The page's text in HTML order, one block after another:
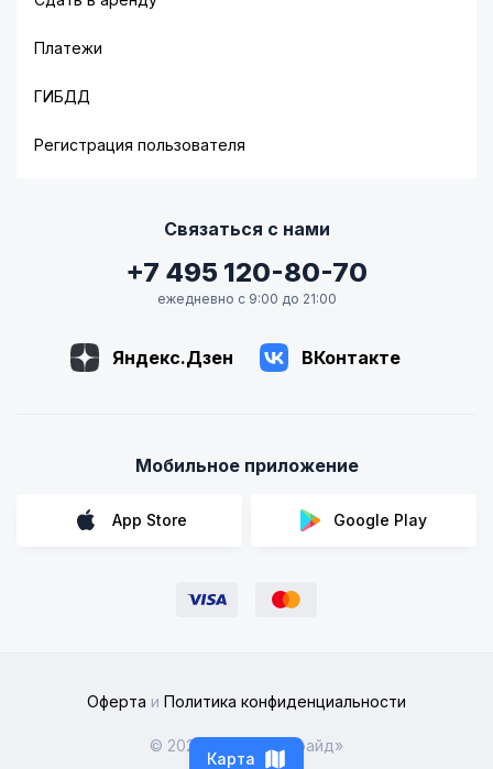
Платежи
ГИБДД
Регистрация пользователя
Связаться с нами
+7 495 120-80-70
ежедневно с 9:00 до 21:00
Яндекс.Дзен ВКонтакте
Мобильное приложение
App Store Google Play
Оферта и Политика конфиденциальности
© 2026 ООО «Рентрайд»
Карта